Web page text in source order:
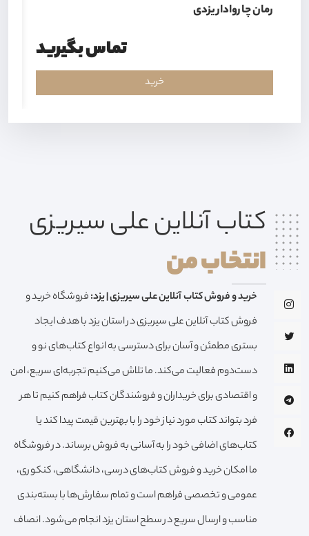
رمان چاروادار یزدی
تماس بگیرید
خرید
کتاب آنلاین علی سیریزی
انتخاب من
خرید و فروش کتاب آنلاین علی سیریزی | یزد:فروشگاه خرید و
فروش کتاب آنلاین علی سیریزی در استان یزد با هدف ایجاد
بستری مطمئن و آسان برای دسترسی به انواع کتاب‌های نو و
دست‌دوم فعالیت می‌کند. ما تلاش می‌کنیم تجربه‌ای سریع، امن
و اقتصادی برای خریداران و فروشندگان کتاب فراهم کنیم تا هر
فرد بتواند کتاب مورد نیاز خود را با بهترین قیمت پیدا کند یا
کتاب‌های اضافی خود را به آسانی به فروش برساند. در فروشگاه
ما امکان خرید و فروش کتاب‌های درسی، دانشگاهی، کنکوری،
عمومی و تخصصی فراهم است و تمام سفارش‌ها با بسته‌بندی
مناسب و ارسال سریع در سطح استان یزد انجام می‌شود. انصاف